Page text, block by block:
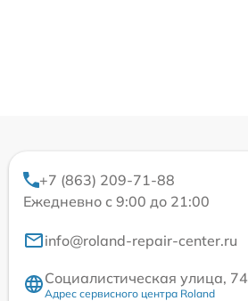
+7 (863) 209-71-88
Ежедневно с 9:00 до 21:00
info@roland-repair-center.ru
Социалистическая улица, 74
Адрес сервисного центра Roland